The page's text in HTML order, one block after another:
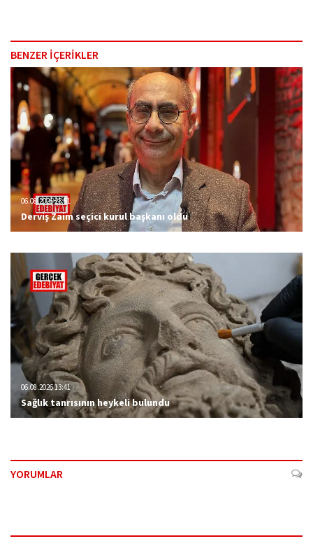
BENZER İÇERİKLER
06.08.2026 23:51
Derviş Zaim seçici kurul başkanı oldu
06.08.2026 13:41
Sağlık tanrısının heykeli bulundu
YORUMLAR